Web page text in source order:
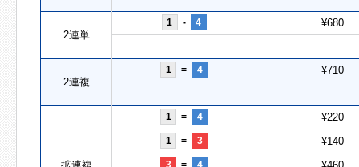
2連単
1 - 4 ¥680
2連複
1 = 4 ¥710
1 = 4 ¥220
1 = 3 ¥140
3 = 4